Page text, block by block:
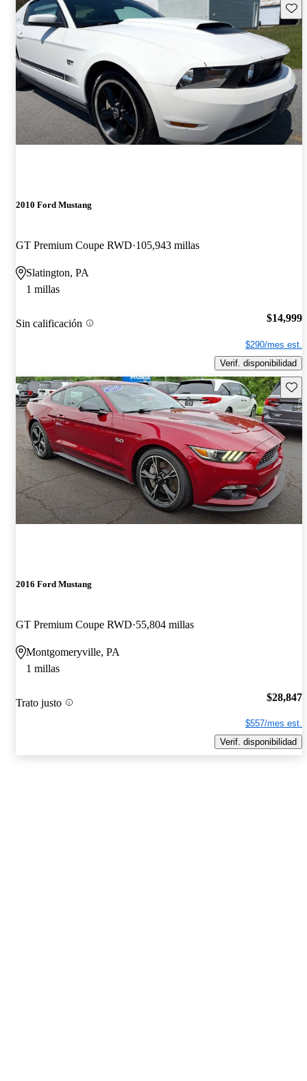
2010 Ford Mustang
GT Premium Coupe RWD 105,943 millas
Slatington, PA
1 millas
Sin calificación $14,999
$290/mes est.
Verif. disponibilidad
2016 Ford Mustang
GT Premium Coupe RWD 55,804 millas
Montgomeryville, PA
1 millas
Trato justo $28,847
$557/mes est.
Verif. disponibilidad